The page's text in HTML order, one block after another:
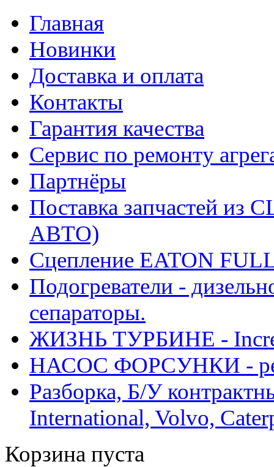
Главная
Новинки
Доставка и оплата
Контакты
Гарантия качества
Сервис по ремонту
Партнёры
Поставка запчастей
АВТО)
Сцепление EATON
Подогреватели -
сепараторы.
ЖИЗНЬ ТУРБИНЕ -
НАСОС ФОРСУНКИ -
Разборка, Б/У
International, Volvo,
Корзина пуста